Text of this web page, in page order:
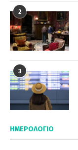
2
3
ΗΜΕΡΟΛΌΓΙΟ